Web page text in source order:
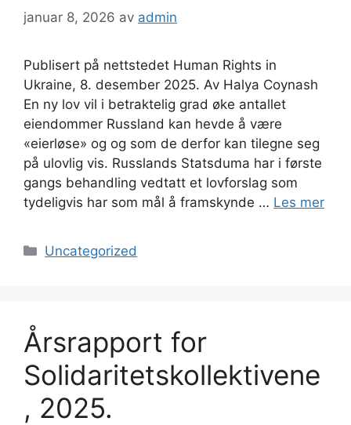
januar 8, 2026 av admin
Publisert på nettstedet Human Rights in
Ukraine, 8. desember 2025. Av Halya Coynash
En ny lov vil i betraktelig grad øke antallet
eiendommer Russland kan hevde å være
«eierløse» og og som de derfor kan tilegne seg
på ulovlig vis. Russlands Statsduma har i første
gangs behandling vedtatt et lovforslag som
tydeligvis har som mål å framskynde … Les mer
Kategorier
Uncategorized
Årsrapport for
Solidaritetskollektivene
, 2025.